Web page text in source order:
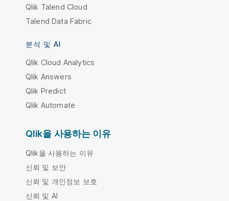
Qlik Talend Cloud
Talend Data Fabric
분석 및 AI
Qlik Cloud Analytics
Qlik Answers
Qlik Predict
Qlik Automate
Qlik을 사용하는 이유
Qlik을 사용하는 이유
신뢰 및 보안
신뢰 및 개인정보 보호
신뢰 및 AI